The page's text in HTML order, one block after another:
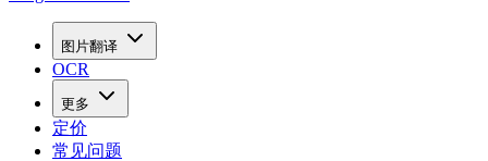
图片翻译
OCR
更多
定价
常见问题